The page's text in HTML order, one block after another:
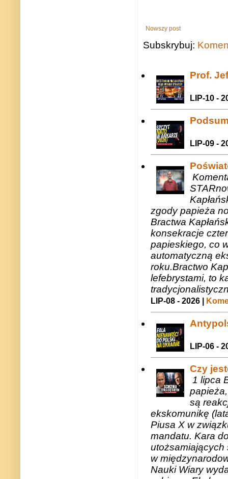
Nowszy post
Subskrybuj:
Prof.
LIP-10 -
LIP-09 -
zgody papieża
Bractwa
konsekracje
papieskiego, co
automatyczną
roku.Bractwo
lefebrystami, to
LIP-08 - 2026 |
LIP-06 -
Czy
1 lipca
są
ekskomunikę
Piusa X w
mandatu. Kara
utożsamiających
w
Nauki Wiary